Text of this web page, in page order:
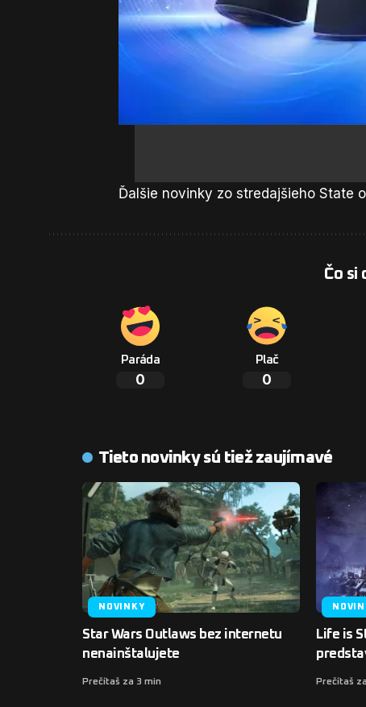
Ďalšie novinky zo stredajšieho State
Čo si
Paráda
0
Plač
0
Tieto novinky sú tiež zaujímavé
NOVINKY
Star Wars Outlaws bez internetu
nenainštalujete
Prečítaš za 3 min
Life is
Prečítaš